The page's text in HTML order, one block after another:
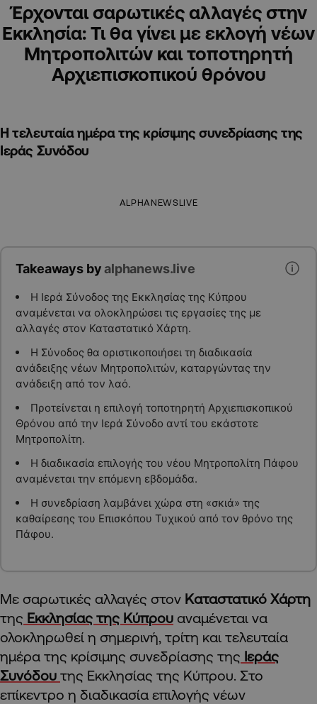
Έρχονται σαρωτικές αλλαγές στην
Εκκλησία: Τι θα γίνει με εκλογή νέων
Μητροπολιτών και τοποτηρητή
Αρχιεπισκοπικού θρόνου
Η τελευταία ημέρα της κρίσιμης συνεδρίασης της
Ιεράς Συνόδου
ALPHANEWSLIVE
Takeaways byalphanews.live
Η Ιερά Σύνοδος της Εκκλησίας της Κύπρου
αναμένεται να ολοκληρώσει τις εργασίες της με
αλλαγές στον Καταστατικό Χάρτη.
Η Σύνοδος θα οριστικοποιήσει τη διαδικασία
ανάδειξης νέων Μητροπολιτών, καταργώντας την
ανάδειξη από τον λαό.
Προτείνεται η επιλογή τοποτηρητή Αρχιεπισκοπικού
Θρόνου από την Ιερά Σύνοδο αντί του εκάστοτε
Μητροπολίτη.
Η διαδικασία επιλογής του νέου Μητροπολίτη Πάφου
αναμένεται την επόμενη εβδομάδα.
Η συνεδρίαση λαμβάνει χώρα στη «σκιά» της
καθαίρεσης του Επισκόπου Τυχικού από τον θρόνο της
Πάφου.
Με σαρωτικές αλλαγές στον Καταστατικό Χάρτη
της Εκκλησίας της Κύπρου αναμένεται να
ολοκληρωθεί η σημερινή, τρίτη και τελευταία
ημέρα της κρίσιμης συνεδρίασης της Ιεράς
Συνόδου της Εκκλησίας της Κύπρου. Στο
επίκεντρο η διαδικασία επιλογής νέων